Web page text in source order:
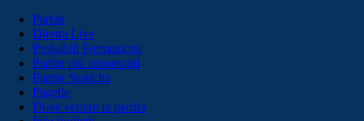
Partite
Diretta Live
Probabili Formazioni
Partite più importanti
Partite Storiche
Pagelle
Dove vedere la partita